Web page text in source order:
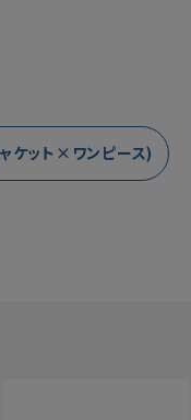
ケット×ワンピース)